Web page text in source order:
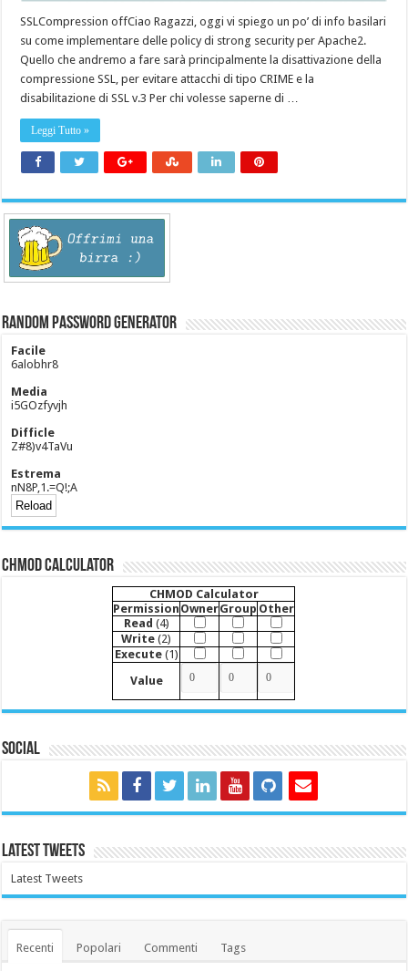
SSLCompression offCiao Ragazzi, oggi vi spiego un po’ di info basilari
su come implementare delle policy di strong security per Apache2.
Quello che andremo a fare sarà principalmente la disattivazione della
compressione SSL, per evitare attacchi di tipo CRIME e la
disabilitazione di SSL v.3 Per chi volesse saperne di …
Leggi Tutto »
Random Password Generator
Facile
6alobhr8
Media
i5GOzfyvjh
Difficle
Z#8)v4TaVu
Estrema
nN8P,1.=Q!;A
CHMOD Calculator
CHMOD Calculator
Permission OwnerGroup Other
Read (4)
Write (2)
Execute(1)
Value
Social
Latest Tweets
Latest Tweets
Recenti Popolari Commenti Tags